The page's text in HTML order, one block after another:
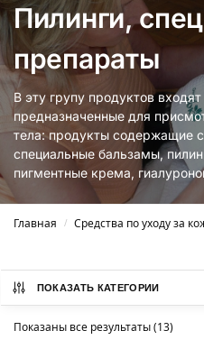
Пилинги,
препараты
B эту групу продуктов
предназначенные для
тела: продукты содержащие
специальные бальзамы,
пигментные крема,
Главная / Средства по уходу за
ПОКАЗАТЬ КАТЕГОРИИ
Показаны все результаты (13)